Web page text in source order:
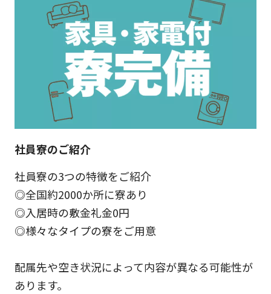
社員寮のご紹介
社員寮の3つの特徴をご紹介
◎全国約2000か所に寮あり
◎入居時の敷金礼金0円
◎様々なタイプの寮をご用意
配属先や空き状況によって内容が異なる可能性が
あります。